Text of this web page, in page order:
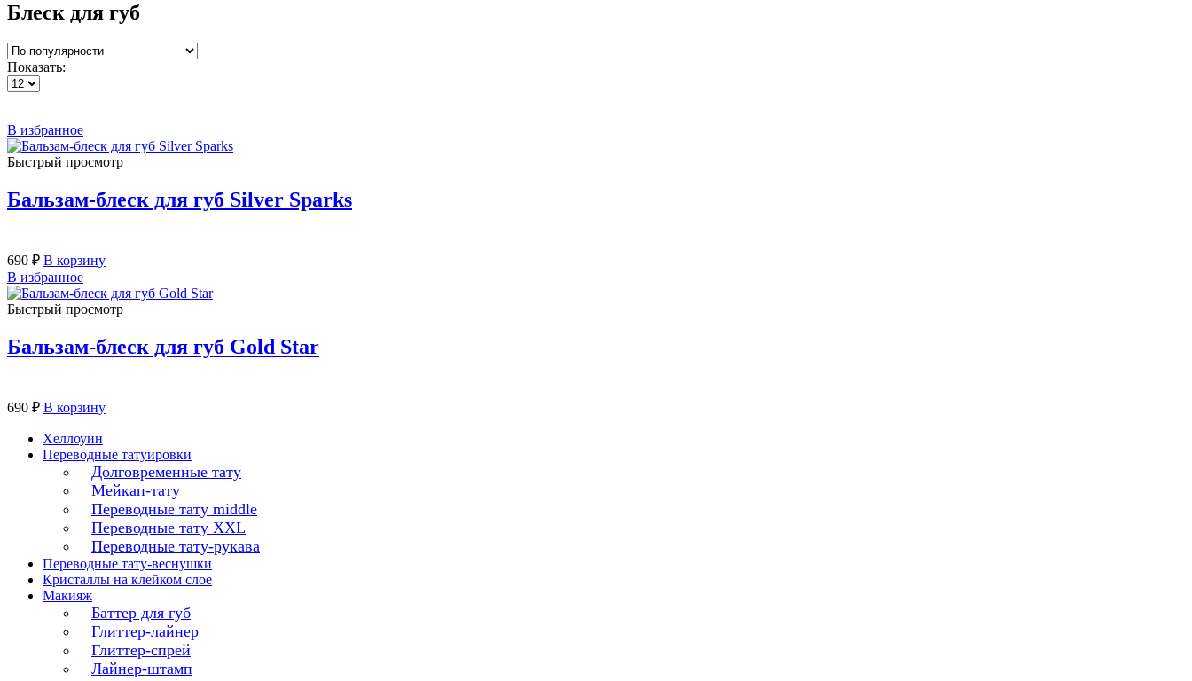
Блеск для губ
Показать:
В избранное
Быстрый просмотр
Бальзам-блеск для губ Silver Sparks
690 ₽ В корзину
В избранное
Быстрый просмотр
Бальзам-блеск для губ Gold Star
690 ₽ В корзину
Хеллоуин
Переводные татуировки
Долговременные тату
Мейкап-тату
Переводные тату middle
Переводные тату XXL
Переводные тату-рукава
Переводные тату-веснушки
Кристаллы на клейком слое
Макияж
Баттер для губ
Глиттер-лайнер
Глиттер-спрей
Лайнер-штамп